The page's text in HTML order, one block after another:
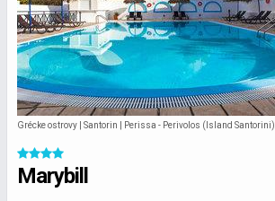
Grécke ostrovy | Santorin | Perissa - Perivolos (Island Santorini)
Marybill